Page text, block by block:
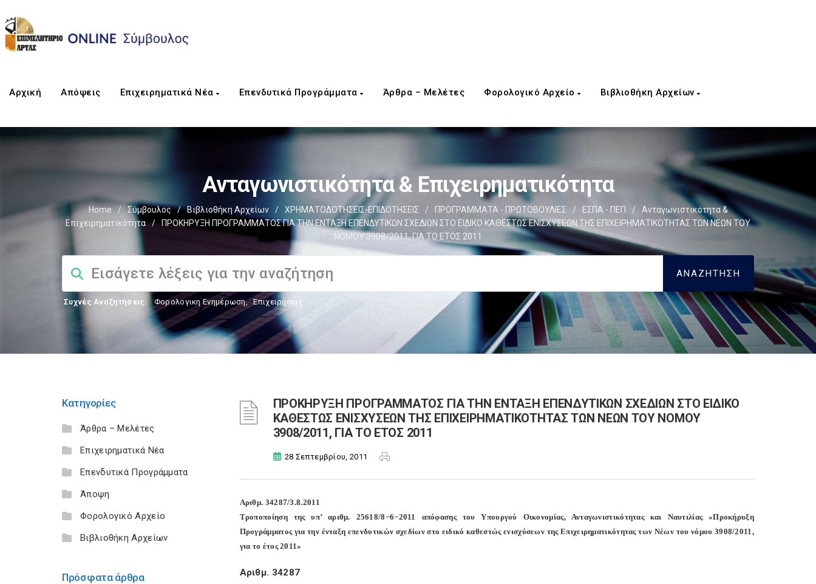
Αρχική Απόψεις Επιχειρηματικά Νέα Επενδυτικά Προγράμματα Άρθρα – Μελέτες Φορολογικό Αρχείο Βιβλιοθήκη Αρχείων
Ανταγωνιστικότητα & Επιχειρηματικότητα
Home / Σύμβουλος / Βιβλιοθήκη Αρχείων / ΧΡΗΜΑΤΟΔΟΤΗΣΕΙΣ-ΕΠΙΔΟΤΗΣΕΙΣ / ΠΡΟΓΡΑΜΜΑΤΑ - ΠΡΩΤΟΒΟΥΛΙΕΣ / ΕΣΠΑ - ΠΕΠ /
Ανταγωνιστικότητα &
Επιχειρηματικότητα
/
ΠΡΟΚΗΡΥΞΗ ΠΡΟΓΡΑΜΜΑΤΟΣ ΓΙΑ ΤΗΝ ΕΝΤΑΞΗ ΕΠΕΝΔΥΤΙΚΩΝ ΣΧΕΔΙΩΝ ΣΤΟ ΕΙΔΙΚΟ ΚΑΘΕΣΤΩΣ ΕΝΙΣΧΥΣΕΩΝ ΤΗΣ ΕΠΙΧΕΙΡΗΜΑΤΙΚΟΤΗΤΑΣ ΤΩΝ ΝΕΩΝ ΤΟΥ
ΝΟΜΟΥ 3908/2011, ΓΙΑ ΤΟ ΕΤΟΣ 2011
Συχνές Αναζητήσεις: Φορολογικη Ενημέρωση, Επιχειρήσεις
Κατηγορίες
Άρθρα – Μελέτες
Επιχειρηματικά Νέα
Επενδυτικά Προγράμματα
Άποψη
Φορολογικό Αρχείο
Βιβλιοθήκη Αρχείων
Πρόσφατα άρθρα
ΠΡΟΚΗΡΥΞΗ ΠΡΟΓΡΑΜΜΑΤΟΣ ΓΙΑ ΤΗΝ ΕΝΤΑΞΗ ΕΠΕΝΔΥΤΙΚΩΝ ΣΧΕΔΙΩΝ ΣΤΟ ΕΙΔΙΚΟ
ΚΑΘΕΣΤΩΣ ΕΝΙΣΧΥΣΕΩΝ ΤΗΣ ΕΠΙΧΕΙΡΗΜΑΤΙΚΟΤΗΤΑΣ ΤΩΝ ΝΕΩΝ ΤΟΥ ΝΟΜΟΥ
3908/2011, ΓΙΑ ΤΟ ΕΤΟΣ 2011
28 Σεπτεμβρίου, 2011
Αριθμ. 34287/3.8.2011
Τροποποίηση της υπ’ αριθμ. 25618/8−6−2011 απόφασης του Υπουργού Οικονομίας, Ανταγωνιστικότητας και Ναυτιλίας «Προκήρυξη
Προγράμματος για την ένταξη επενδυτικών σχεδίων στο ειδικό καθεστώς ενισχύσεων της Επιχειρηματικότητας των Νέων του νόμου 3908/2011,
για το έτος 2011»
Αριθμ. 34287